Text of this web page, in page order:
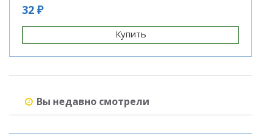
32 ₽
Купить
Вы недавно смотрели